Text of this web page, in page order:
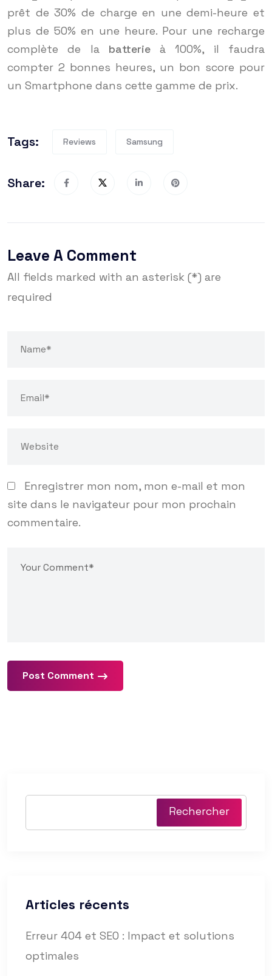
prêt de 30% de charge en une demi-heure et
plus de 50% en une heure. Pour une recharge
complète de la batterieà 100%, il faudra
compter 2 bonnes heures, un bon score pour
un Smartphone dans cette gamme de prix.
Tags: Reviews Samsung
Share:
Leave A Comment
All fields marked with an asterisk (*) are
required
Enregistrer mon nom, mon e-mail et mon
site dans le navigateur pour mon prochain
commentaire.
Post Comment
Rechercher
Articles récents
Erreur 404 et SEO : Impact et solutions
optimales